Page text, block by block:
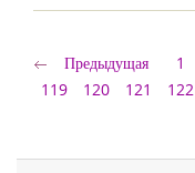
Предыдущая 1
119
120 121 122